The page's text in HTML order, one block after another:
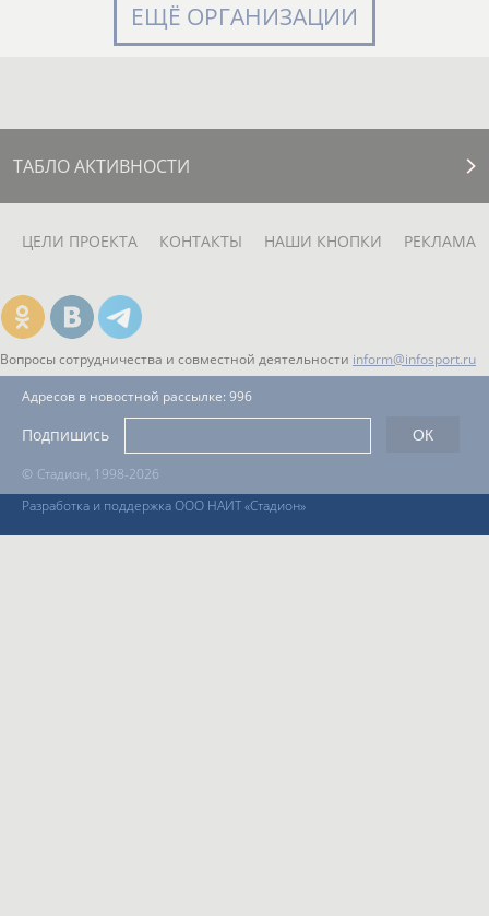
ЕЩЁ ОРГАНИЗАЦИИ
ТАБЛО АКТИВНОСТИ
ЦЕЛИ ПРОЕКТА КОНТАКТЫ НАШИ КНОПКИ РЕКЛАМА
Вопросы сотрудничества и совместной деятельности inform@infosport.ru
© Стадион, 1998-2026
Разработка и поддержка ООО НАИТ «Стадион»
Адресов в новостной рассылке: 996
Подпишись